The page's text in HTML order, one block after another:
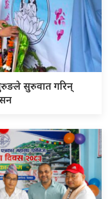
सुरुवात गरिन्